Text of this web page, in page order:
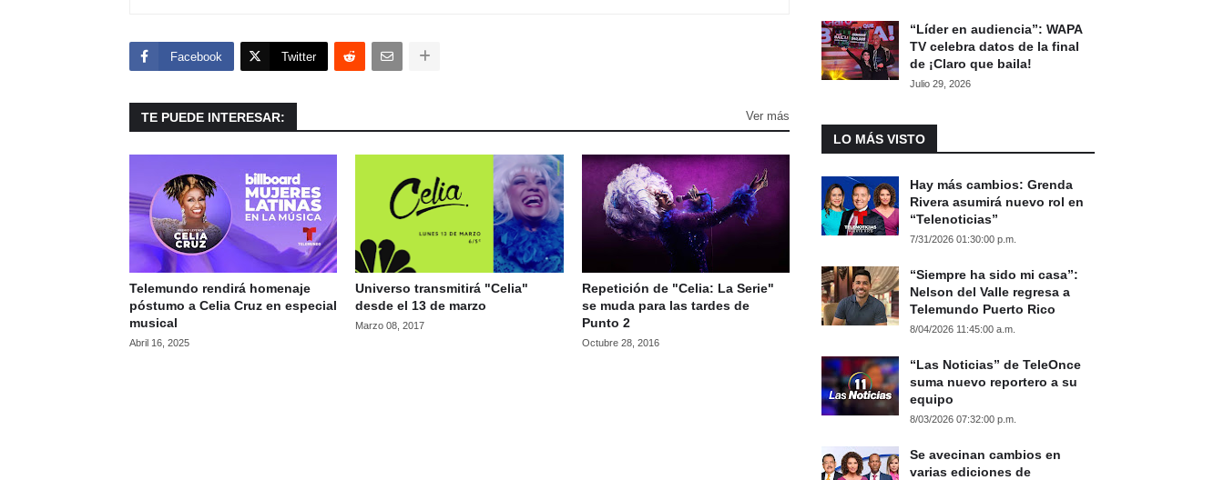
Facebook Twitter
TE PUEDE INTERESAR: Ver más
Telemundo rendirá homenaje
póstumo a Celia Cruz en especial
musical
Abril 16, 2025
Universo transmitirá "Celia"
desde el 13 de marzo
Marzo 08, 2017
Repetición de "Celia: La Serie"
se muda para las tardes de
Punto 2
Octubre 28, 2016
“Líder en audiencia”: WAPA
TV celebra datos de la final
de ¡Claro que baila!
Julio 29, 2026
LO MÁS VISTO
Hay más cambios: Grenda
Rivera asumirá nuevo rol en
“Telenoticias”
7/31/2026 01:30:00 p.m.
“Siempre ha sido mi casa”:
Nelson del Valle regresa a
Telemundo Puerto Rico
8/04/2026 11:45:00 a.m.
“Las Noticias” de TeleOnce
suma nuevo reportero a su
equipo
8/03/2026 07:32:00 p.m.
Se avecinan cambios en
varias ediciones de